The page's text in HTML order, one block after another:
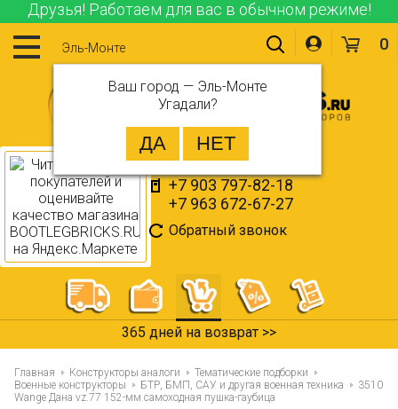
Друзья! Работаем для вас в обычном режиме!
Эль-Монте
Ваш город — Эль-Монте
Угадали?
+7 903 797-82-18
+7 963 672-67-27
Обратный звонок
0
365 дней на возврат >>
Главная Конструкторы аналоги
Тематические подборки
Военные конструкторы
БТР, БМП, САУ и другая военная техника
3510
Wange Дана vz.77 152-мм самоходная пушка-гаубица